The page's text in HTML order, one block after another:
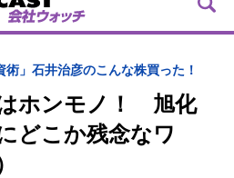
術」石井治彦のこんな株買った！
はホンモノ！ 旭化
どこか残念なワ